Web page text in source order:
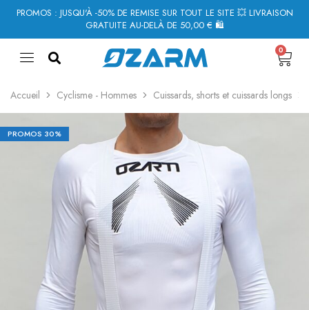
PROMOS : JUSQU'À -50% DE REMISE SUR TOUT LE SITE 💥 LIVRAISON
GRATUITE AU-DELÀ DE 50,00 € 🛍
0
Accueil Cyclisme - Hommes Cuissards, shorts et cuissards longs
PROMOS 30%